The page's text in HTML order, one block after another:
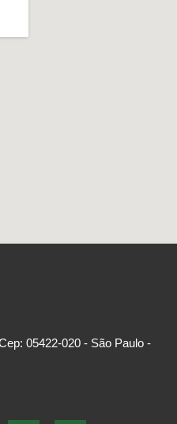
05422-020 - São Paulo -